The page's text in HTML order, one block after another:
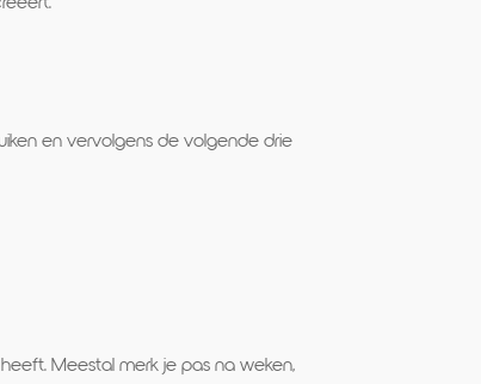
en vervolgens de volgende drie
Meestal merk je pas na weken,